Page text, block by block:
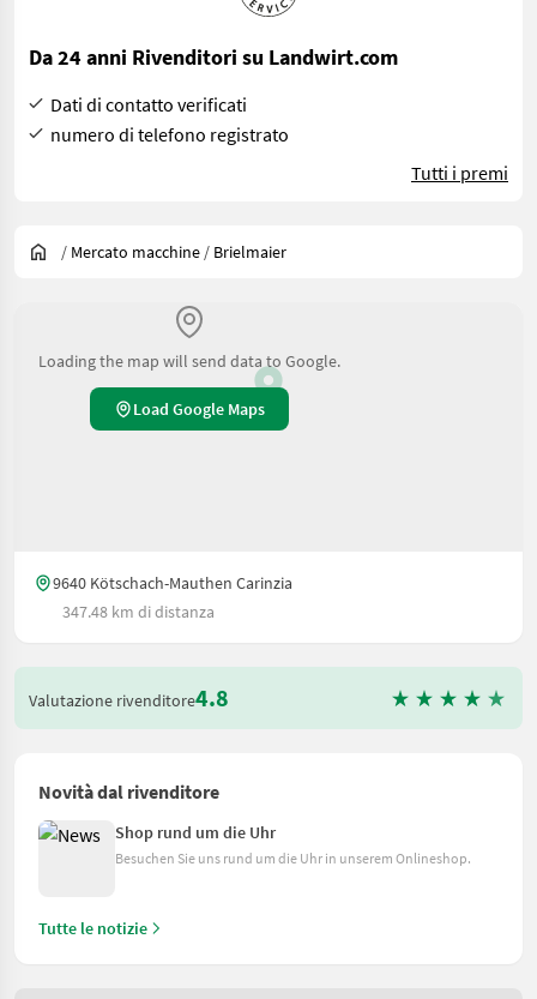
Da 24 anni Rivenditori su Landwirt.com
Dati di contatto verificati
numero di telefono registrato
Tutti i premi
/ Mercato macchine / Brielmaier
Loading the map will send data to Google.
Load Google Maps
9640 Kötschach-Mauthen Carinzia
347.48 km di distanza
Valutazione rivenditore4.8
Novità dal rivenditore
Shop rund um die Uhr
Besuchen Sie uns rund um die Uhr in unserem Onlineshop.
Tutte le notizie